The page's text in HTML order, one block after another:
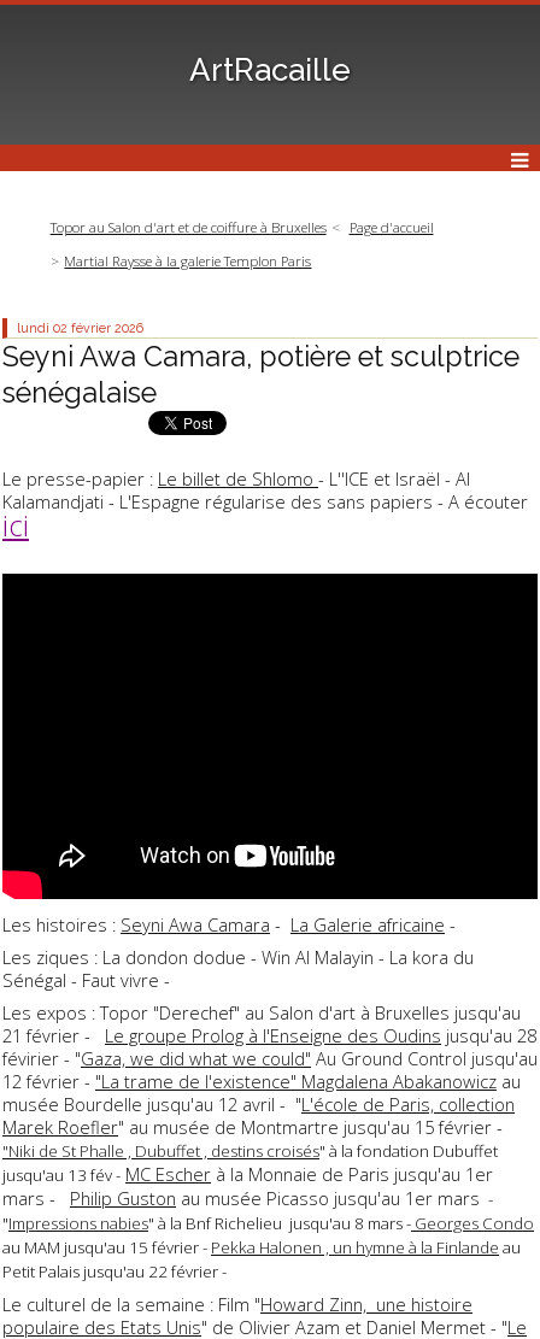
ArtRacaille
Topor au Salon d'art et de coiffure à Bruxelles
Page d'accueil
Martial Raysse à la galerie Templon Paris
lundi 02 février 2026
Seyni Awa Camara, potière et sculptrice
sénégalaise
Le presse-papier : Le billet de Shlomo - L''ICE et Israël - Al
Kalamandjati - L'Espagne régularise des sans papiers - A écouter
ici
Les histoires : Seyni Awa Camara - La Galerie africaine -
Les ziques : La dondon dodue - Win Al Malayin - La kora du
Sénégal - Faut vivre -
Les expos : Topor "Derechef" au Salon d'art à Bruxelles jusqu'au
21 février - Le groupe Prolog à l'Enseigne des Oudins jusqu'au 28
févirier - "Gaza, we did what we could" Au Ground Control jusqu'au
12 février - "La trame de l'existence" Magdalena Abakanowicz au
musée Bourdelle jusqu'au 12 avril - "L'école de Paris, collection
Marek Roefler" au musée de Montmartre jusqu'au 15 février -
"Niki de St Phalle , Dubuffet , destins croisés" à la fondation Dubuffet
jusqu'au 13 fév - MC Escher à la Monnaie de Paris jusqu'au 1er
mars - Philip Guston au musée Picasso jusqu'au 1er mars -
"Impressions nabies" à la Bnf Richelieu jusqu'au 8 mars - Georges Condo
au MAM jusqu'au 15 février - Pekka Halonen , un hymne à la Finlande au
Petit Palais jusqu'au 22 février -
Le culturel de la semaine : Film "Howard Zinn, une histoire
populaire des Etats Unis" de Olivier Azam et Daniel Mermet - "Le